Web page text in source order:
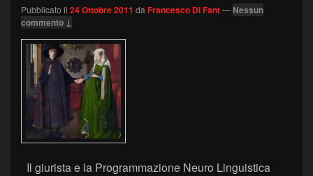
Pubblicato il 24 Ottobre 2011 da Francesco Di Fant— Nessun
commento ↓
Il giurista e la Programmazione Neuro Linguistica